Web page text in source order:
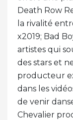
Death Row
la rivalité
x2019; Bad
artistes qui
des stars et
producteur
dans les
de venir
Chevalier